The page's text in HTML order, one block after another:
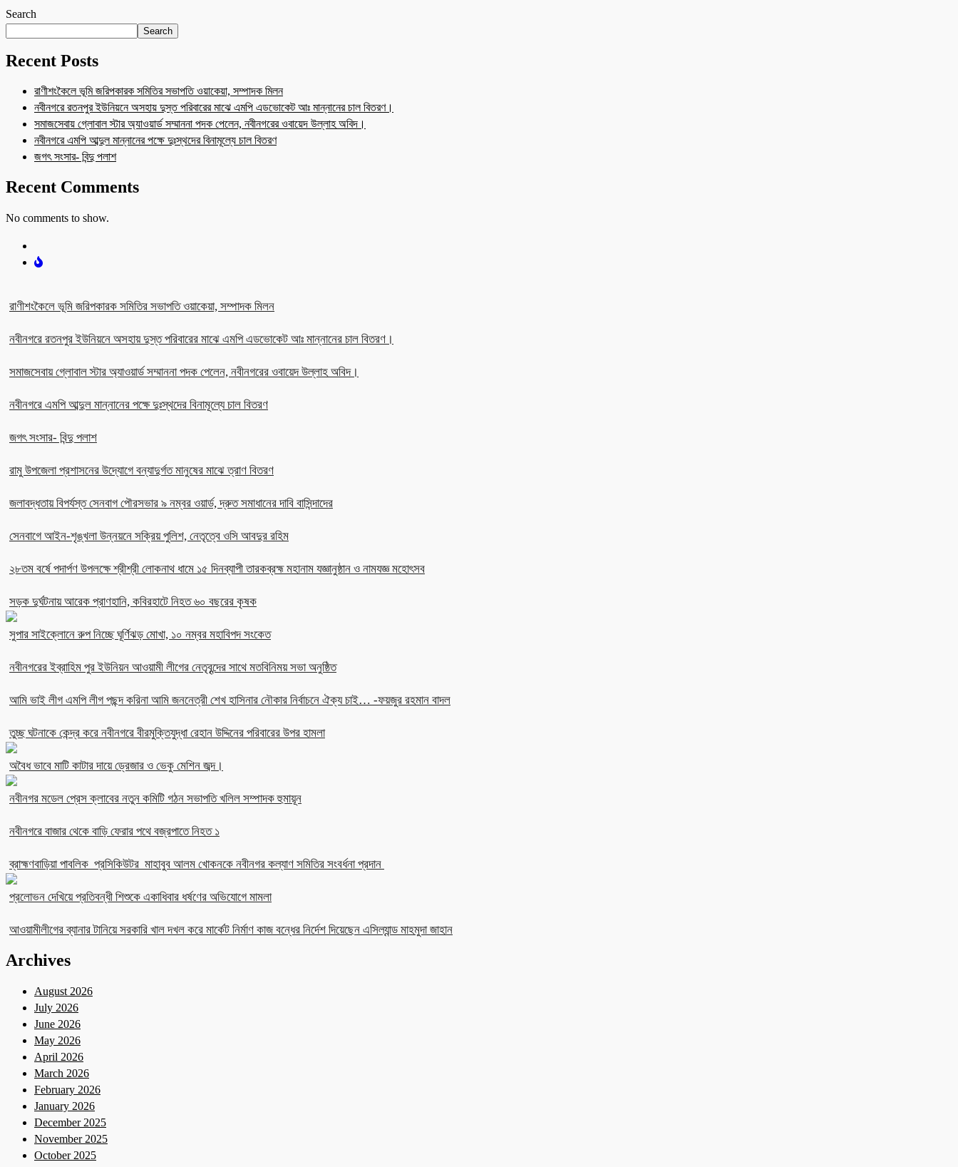
Search
Search
Recent Posts
রাণীশংকৈলে ভূমি জরিপকারক সমিতির সভাপতি ওয়াকেয়া, সম্পাদক মিলন
নবীনগরে রতনপুর ইউনিয়নে অসহায় দুস্ত পরিবারের মাঝে এমপি এডভোকেট আঃ মান্নানের চাল বিতরণ।
সমাজসেবায় গ্লোবাল স্টার অ্যাওয়ার্ড সম্মাননা পদক পেলেন, নবীনগরের ওবায়েদ উল্লাহ অবিদ।
নবীনগরে এমপি আব্দুল মান্নানের পক্ষে দুঃস্থদের বিনামূল্যে চাল বিতরণ
জগৎ সংসার- বিন্দু পলাশ
Recent Comments
No comments to show.
রাণীশংকৈলে ভূমি জরিপকারক সমিতির সভাপতি ওয়াকেয়া, সম্পাদক মিলন
নবীনগরে রতনপুর ইউনিয়নে অসহায় দুস্ত পরিবারের মাঝে এমপি এডভোকেট আঃ মান্নানের চাল বিতরণ।
সমাজসেবায় গ্লোবাল স্টার অ্যাওয়ার্ড সম্মাননা পদক পেলেন, নবীনগরের ওবায়েদ উল্লাহ অবিদ।
নবীনগরে এমপি আব্দুল মান্নানের পক্ষে দুঃস্থদের বিনামূল্যে চাল বিতরণ
জগৎ সংসার- বিন্দু পলাশ
রামু উপজেলা প্রশাসনের উদ্যোগে বন্যাদুর্গত মানুষের মাঝে ত্রাণ বিতরণ
জলাবদ্ধতায় বিপর্যস্ত সেনবাগ পৌরসভার ৯ নম্বর ওয়ার্ড, দ্রুত সমাধানের দাবি বাসিন্দাদের
সেনবাগে আইন-শৃঙ্খলা উন্নয়নে সক্রিয় পুলিশ, নেতৃত্বে ওসি আবদুর রহিম
২৮তম বর্ষে পদার্পণ উপলক্ষে শ্রীশ্রী লোকনাথ ধামে ১৫ দিনব্যাপী তারকব্রহ্ম মহানাম যজ্ঞানুষ্ঠান ও নামযজ্ঞ মহোৎসব
সড়ক দুর্ঘটনায় আরেক প্রাণহানি, কবিরহাটে নিহত ৬০ বছরের কৃষক
সুপার সাইক্লোনে রুপ নিচ্ছে ঘূর্ণিঝড় মোখা, ১০ নম্বর মহাবিপদ সংকেত
নবীনগরের ইব্রাহিম পুর ইউনিয়ন আওয়ামী লীগের নেতৃবৃন্দের সাথে মতবিনিময় সভা অনুষ্ঠিত
আমি ভাই লীগ এমপি লীগ পছন্দ করিনা আমি জননেত্রী শেখ হাসিনার নৌকার নির্বাচনে ঐক্য চাই… -ফয়জুর রহমান বাদল
তুচ্ছ ঘটনাকে কেন্দ্র করে নবীনগরে বীরমুক্তিযুদ্ধা রেহান উদ্দিনের পরিবারের উপর হামলা
অবৈধ ভাবে মাটি কাটার দায়ে ড্রেজার ও ভেকু মেশিন জব্দ।
নবীনগর মডেল প্রেস ক্লাবের নতুন কমিটি গঠন সভাপতি খলিল সম্পাদক হুমায়ূন
নবীনগরে বাজার থেকে বাড়ি ফেরার পথে বজ্রপাতে নিহত ১
ব্রাহ্মণবাড়িয়া পাবলিক প্রসিকিউটর মাহাবুব আলম খোকনকে নবীনগর কল্যাণ সমিতির সংবর্ধনা প্রদান
প্রলোভন দেখিয়ে প্রতিবন্ধী শিশুকে একাধিবার ধর্ষণের অভিযোগে মামলা
আওয়ামীলীগের ব্যানার টানিয়ে সরকারি খাল দখল করে মার্কেট নির্মাণ কাজ বন্ধের নির্দেশ দিয়েছেন এসিল্যান্ড মাহমুদা জাহান
Archives
August 2026
July 2026
June 2026
May 2026
April 2026
March 2026
February 2026
January 2026
December 2025
November 2025
October 2025